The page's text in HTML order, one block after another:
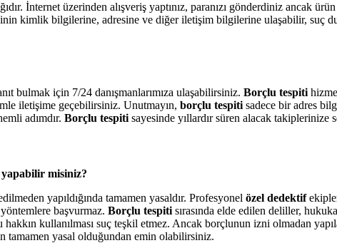
İnternet üzerinden alışveriş yaptınız, paranızı gönderdiniz ancak
kimlik bilgilerine, adresine ve diğer iletişim bilgilerine ulaşabilir, suç
bulmak için 7/24 danışmanlarımıza ulaşabilirsiniz. Borçlu tespiti
iletişime geçebilirsiniz. Unutmayın, borçlu tespiti sadece bir adres
adımdır. Borçlu tespiti sayesinde yıllardır süren alacak
misiniz?
yapıldığında tamamen yasaldır. Profesyonel özel dedektif
yöntemlere başvurmaz. Borçlu tespiti sırasında elde edilen deliller,
hakkın kullanılması suç teşkil etmez. Ancak borçlunun izni olmadan
tamamen yasal olduğundan emin olabilirsiniz.